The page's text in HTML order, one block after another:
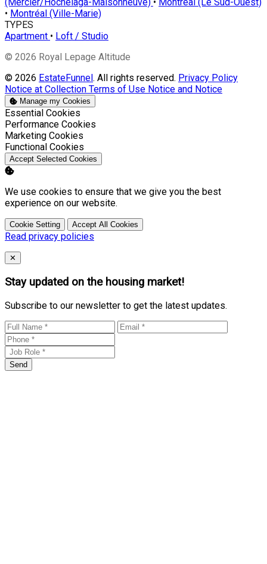
(Mercier/Hochelaga-Maisonneuve) • Montréal (Le Sud-Ouest)
• Montréal (Ville-Marie)
TYPES
Apartment • Loft / Studio
© 2026 Royal Lepage Altitude
© 2026 EstateFunnel . All rights reserved. Privacy Policy
Notice at Collection Terms of Use Notice and Notice
Manage my Cookies
Enable
Essential Cookies
Enable
Performance Cookies
Enable
Marketing Cookies
Enable
Functional Cookies
Accept Selected Cookies
We use cookies to ensure that we give you the best
experience on our website.
Cookie Setting Accept All Cookies
Read privacy policies
Close
✕
Stay updated on the housing market!
Subscribe to our newsletter to get the latest updates.
Send